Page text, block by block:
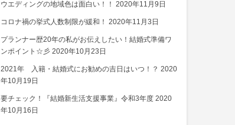
ウエディングの地域色は面白い！！ 2020年11月9日
コロナ禍の挙式人数制限が緩和！ 2020年11月3日
プランナー歴20年の私がお伝えしたい！結婚式準備ワ
ンポイント☆彡 2020年10月23日
2021年 入籍・結婚式にお勧めの吉日はいつ！？ 2020
年10月19日
要チェック！『結婚新生活支援事業』令和3年度 2020
年10月16日